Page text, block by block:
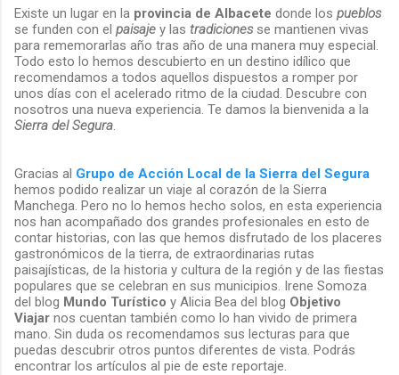
Existe un lugar en la provincia de Albacete donde los pueblos
se funden con el paisaje y las tradiciones se mantienen vivas
para rememorarlas año tras año de una manera muy especial.
Todo esto lo hemos descubierto en un destino idílico que
recomendamos a todos aquellos dispuestos a romper por
unos días con el acelerado ritmo de la ciudad. Descubre con
nosotros una nueva experiencia. Te damos la bienvenida a la
Sierra del Segura
Gracias al Grupo de Acción Local de la Sierra del Segura
hemos podido realizar un viaje al corazón de la Sierra
Manchega. Pero no lo hemos hecho solos, en esta experiencia
nos han acompañado dos grandes profesionales en esto de
contar historias, con las que hemos disfrutado de los placeres
gastronómicos de la tierra, de extraordinarias rutas
paisajísticas, de la historia y cultura de la región y de las fiestas
populares que se celebran en sus municipios. Irene Somoza
del blog Mundo Turístico y Alicia Bea del blog Objetivo
Viajar nos cuentan también como lo han vivido de primera
mano. Sin duda os recomendamos sus lecturas para que
puedas descubrir otros puntos diferentes de vista. Podrás
encontrar los artículos al pie de este reportaje.